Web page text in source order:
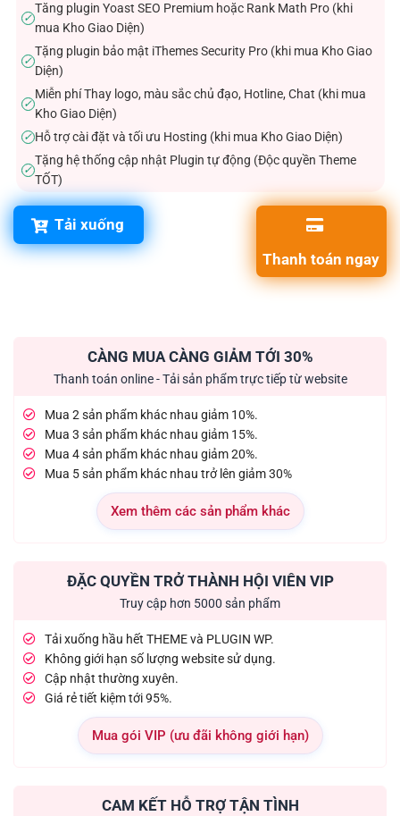
✓
Tăng plugin Yoast SEO Premium hoặc Rank Math Pro (khi
mua Kho Giao Diện)
✓
Tặng plugin bảo mật iThemes Security Pro (khi mua Kho Giao
Diện)
✓
Miễn phí Thay logo, màu sắc chủ đạo, Hotline, Chat (khi mua
Kho Giao Diện)
✓Hỗ trợ cài đặt và tối ưu Hosting (khi mua Kho Giao Diện)
✓
Tặng hệ thống cập nhật Plugin tự động (Độc quyền Theme
TỐT)
Tải xuống
Thanh toán ngay
CÀNG MUA CÀNG GIẢM TỚI 30%
Thanh toán online - Tải sản phẩm trực tiếp từ website
Mua 2 sản phẩm khác nhau giảm 10%.
Mua 3 sản phẩm khác nhau giảm 15%.
Mua 4 sản phẩm khác nhau giảm 20%.
Mua 5 sản phẩm khác nhau trở lên giảm 30%
Xem thêm các sản phẩm khác
ĐẶC QUYỀN TRỞ THÀNH HỘI VIÊN VIP
Truy cập hơn 5000 sản phẩm
Tải xuống hầu hết THEME và PLUGIN WP.
Không giới hạn số lượng website sử dụng.
Cập nhật thường xuyên.
Giá rẻ tiết kiệm tới 95%.
Mua gói VIP (ưu đãi không giới hạn)
CAM KẾT HỖ TRỢ TẬN TÌNH